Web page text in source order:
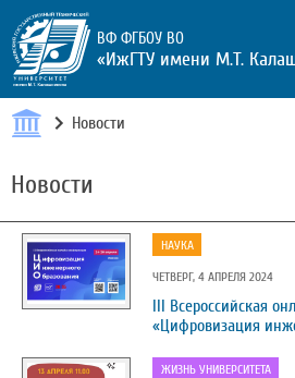
ВФ ФГБОУ ВО
«ИжГТУ имени М.Т.
Новости
Новости
НАУКА
ЧЕТВЕРГ, 4 АПРЕЛЯ 2024
III Всероссийская
«Цифровизация
ЖИЗНЬ УНИВЕРСИТЕТА